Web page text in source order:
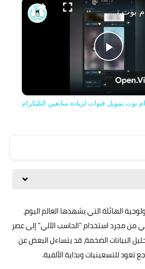
Play
Video
شرح استخدام بوت تمويل قنوات لزيادة متابعين التليكرام
تمويل قنوات لزيادة متابعين التليكرام
الهائلة التي يشهدها العالم اليوم،
من مجرد استخدام "الحاسب الآلي" إلى عصر
البيانات الضخمة، قد يتساءل البعض عن
تعود للتسعينيات وبداية الألفية.